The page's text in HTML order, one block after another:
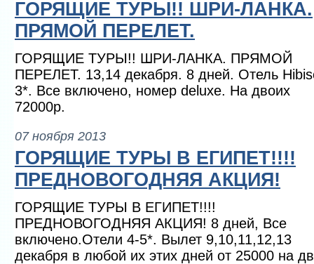
ГОРЯЩИЕ ТУРЫ!! ШРИ-ЛАНКА.
ПРЯМОЙ ПЕРЕЛЕТ.
ГОРЯЩИЕ ТУРЫ!! ШРИ-ЛАНКА. ПРЯМОЙ
ПЕРЕЛЕТ. 13,14 декабря. 8 дней. Отель
3*. Все включено, номер deluxe. На двоих
72000р.
07 ноября 2013
ГОРЯЩИЕ ТУРЫ В ЕГИПЕТ!!!!
ПРЕДНОВОГОДНЯЯ АКЦИЯ!
ГОРЯЩИЕ ТУРЫ В ЕГИПЕТ!!!!
ПРЕДНОВОГОДНЯЯ АКЦИЯ! 8 дней, Все
включено.Отели 4-5*. Вылет 9,10,11,12,13
декабря в любой их этих дней от 25000 на